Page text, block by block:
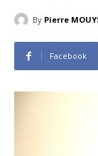
By Pierre
Facebook